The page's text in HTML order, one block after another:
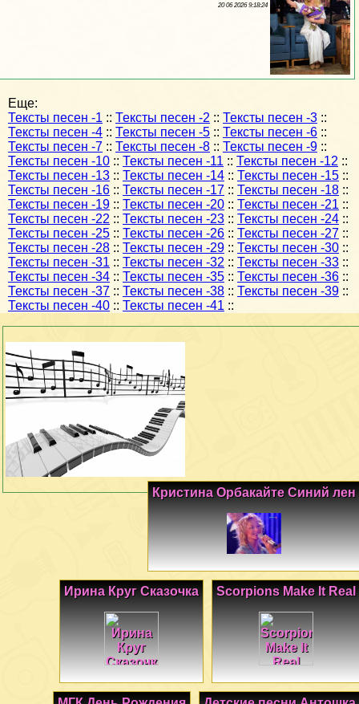
20 06 2026 9:18:24
Еще:
Тексты песен -1 :: Тексты песен -2 :: Тексты песен -3 ::
Тексты песен -4 :: Тексты песен -5 :: Тексты песен -6 ::
Тексты песен -7 :: Тексты песен -8 :: Тексты песен -9 ::
Тексты песен -10 :: Тексты песен -11 :: Тексты песен -12 ::
Тексты песен -13 :: Тексты песен -14 :: Тексты песен -15 ::
Тексты песен -16 :: Тексты песен -17 :: Тексты песен -18 ::
Тексты песен -19 :: Тексты песен -20 :: Тексты песен -21 ::
Тексты песен -22 :: Тексты песен -23 :: Тексты песен -24 ::
Тексты песен -25 :: Тексты песен -26 :: Тексты песен -27 ::
Тексты песен -28 :: Тексты песен -29 :: Тексты песен -30 ::
Тексты песен -31 :: Тексты песен -32 :: Тексты песен -33 ::
Тексты песен -34 :: Тексты песен -35 :: Тексты песен -36 ::
Тексты песен -37 :: Тексты песен -38 :: Тексты песен -39 ::
Тексты песен -40 :: Тексты песен -41 ::
Кристина Орбакайте Синий лен
Scorpions Make It Real
Ирина Круг Сказочка